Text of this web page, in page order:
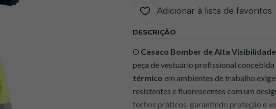
Adicionar à lista de favoritos
DESCRIÇÃO
O Casaco Bomber de Alta Visibilidade
peça de vestuário profissional
térmico em ambientes de trabalho
resistentes e fluorescentes com um
fechos práticos, garantindo proteção e